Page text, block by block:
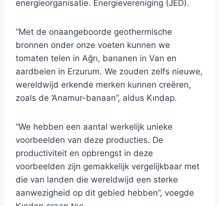
energieorganisatie. Energievereniging (JED).
“Met de onaangeboorde geothermische
bronnen onder onze voeten kunnen we
tomaten telen in Ağrı, bananen in Van en
aardbeien in Erzurum. We zouden zelfs nieuwe,
wereldwijd erkende merken kunnen creëren,
zoals de ‘Anamur-banaan”, aldus Kındap.
“We hebben een aantal werkelijk unieke
voorbeelden van deze producties. De
productiviteit en opbrengst in deze
voorbeelden zijn gemakkelijk vergelijkbaar met
die van landen die wereldwijd een sterke
aanwezigheid op dit gebied hebben”, voegde